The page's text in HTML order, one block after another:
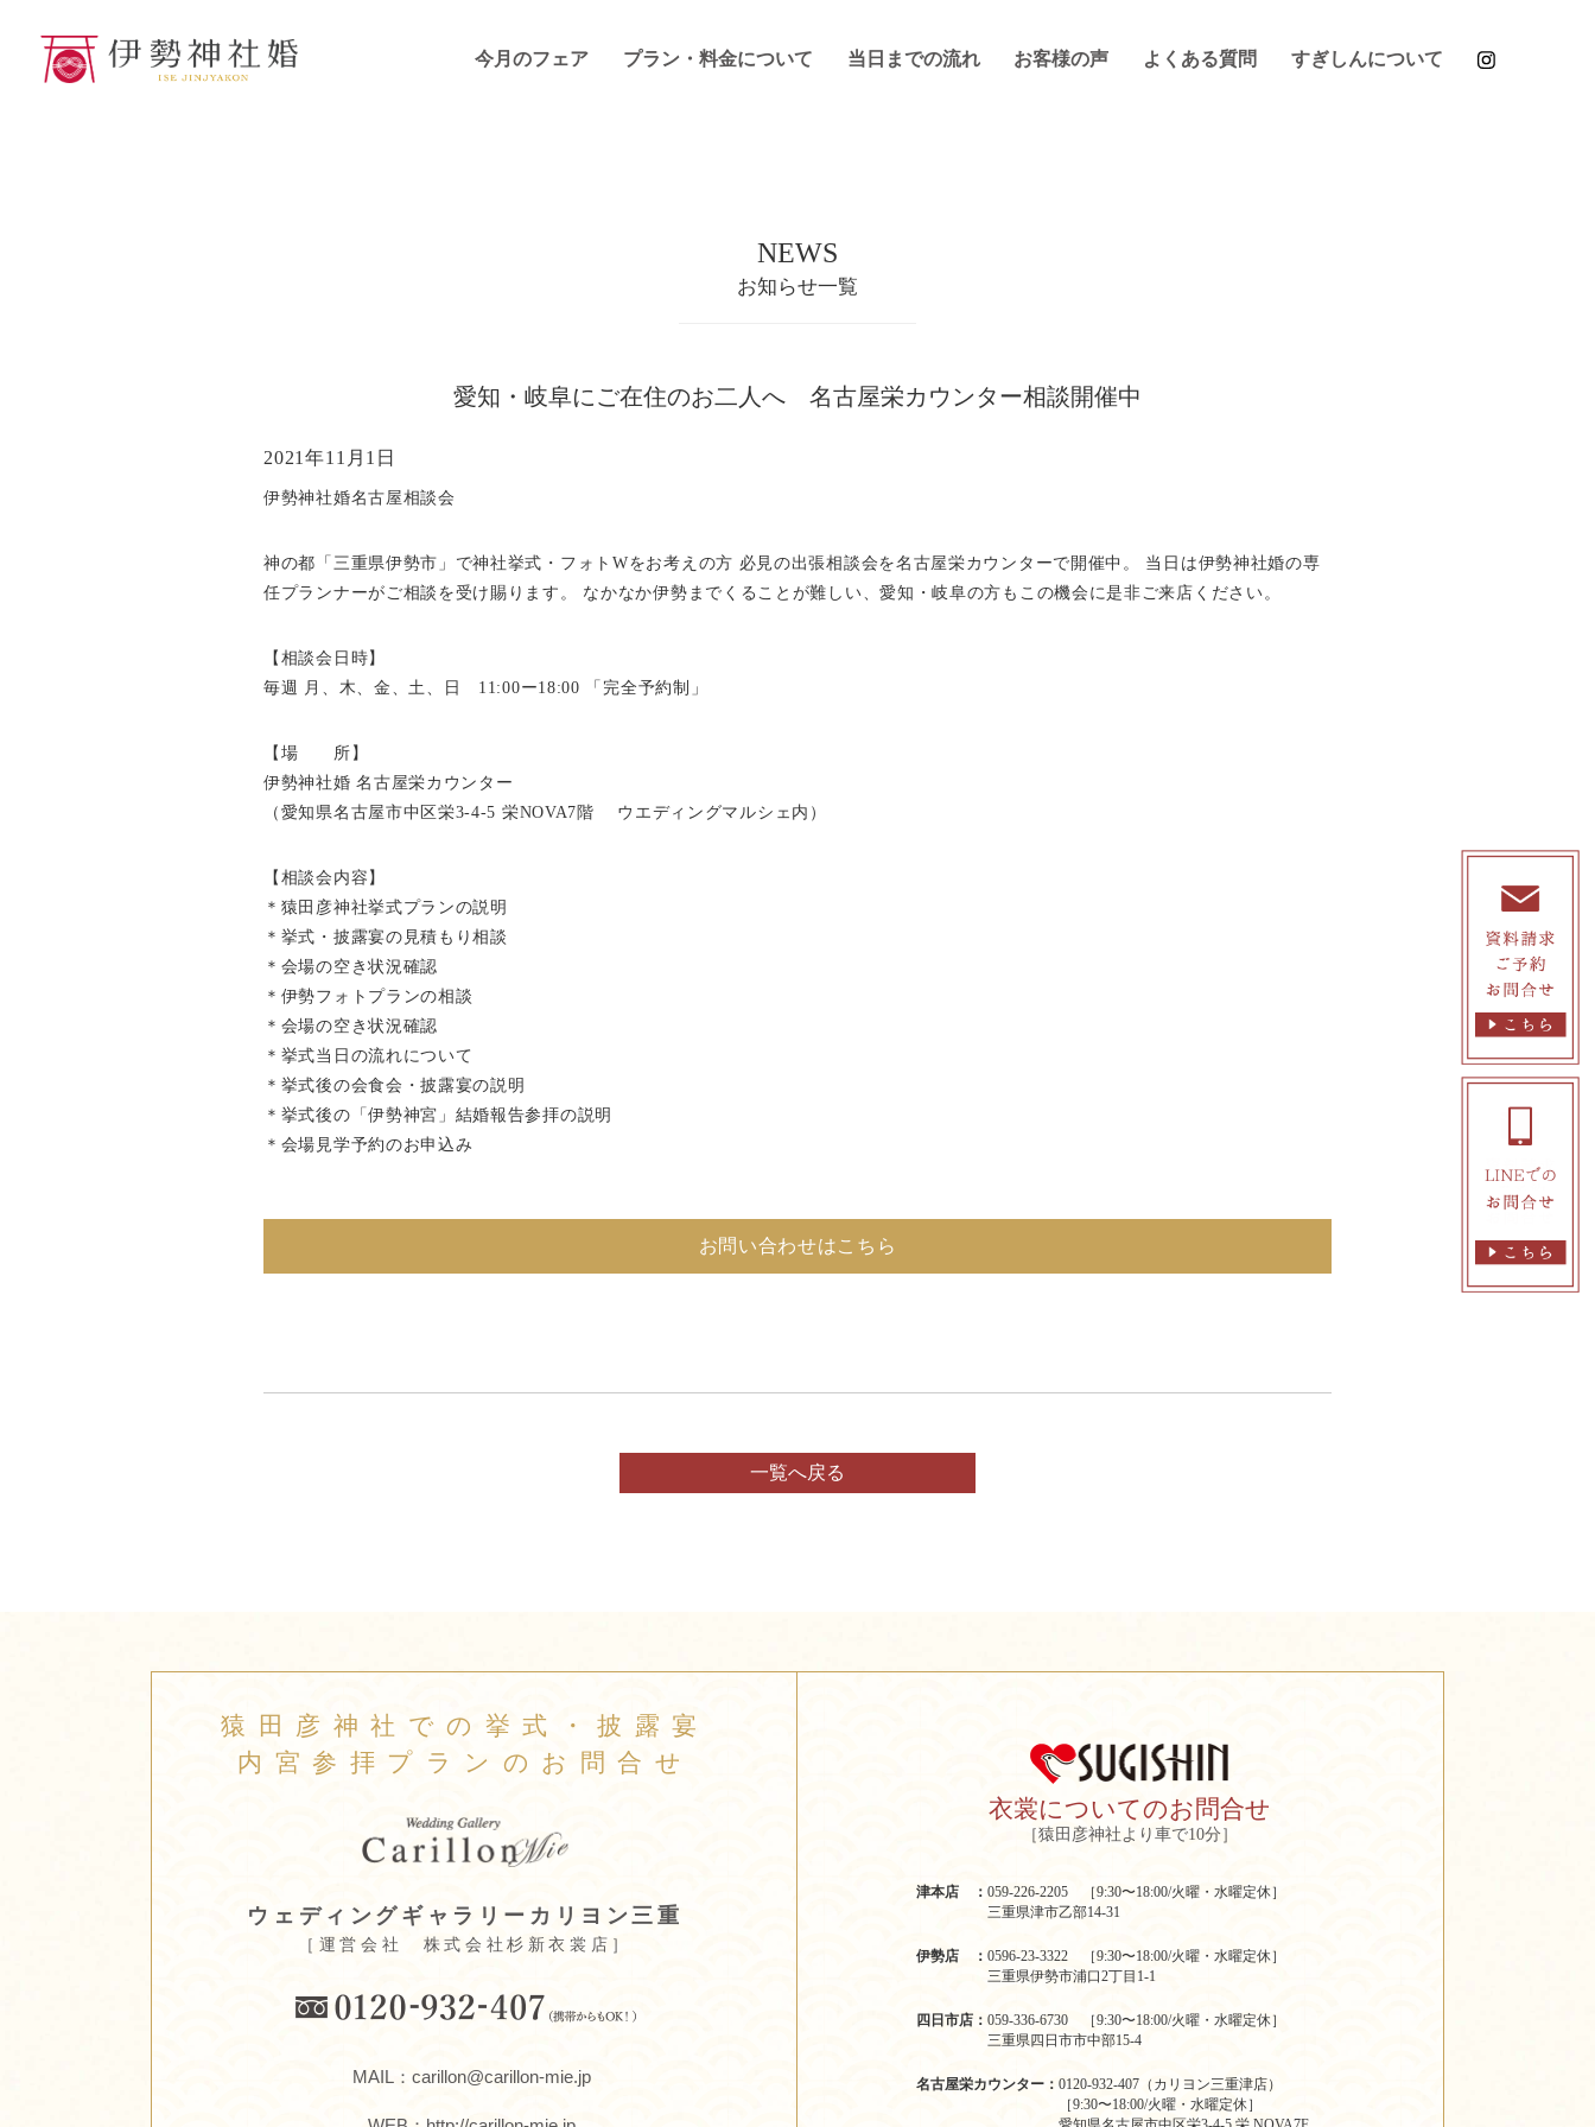
今月のフェア プラン・料金について 当日までの流れ お客様の声 よくある質問 すぎしんについて
NEWS
お知らせ一覧
愛知・岐阜にご在住のお二人へ 名古屋栄カウンター相談開催中
2021年11月1日
伊勢神社婚名古屋相談会
神の都「三重県伊勢市」で神社挙式・フォトWをお考えの方 必見の出張相談会を名古屋栄カウンターで開催中。 当日は伊勢神社婚の専
任プランナーがご相談を受け賜ります。 なかなか伊勢までくることが難しい、愛知・岐阜の方もこの機会に是非ご来店ください。
【相談会日時】
毎週 月、木、金、土、日 11:00ー18:00 「完全予約制」
【場 所】
伊勢神社婚 名古屋栄カウンター
（愛知県名古屋市中区栄3-4-5 栄NOVA7階 ウエディングマルシェ内）
【相談会内容】
＊猿田彦神社挙式プランの説明
＊挙式・披露宴の見積もり相談
＊会場の空き状況確認
＊伊勢フォトプランの相談
＊会場の空き状況確認
＊挙式当日の流れについて
＊挙式後の会食会・披露宴の説明
＊挙式後の「伊勢神宮」結婚報告参拝の説明
＊会場見学予約のお申込み
お問い合わせはこちら
一覧へ戻る
猿田彦神社での挙式・披露宴
内宮参拝プランのお問合せ
ウェディングギャラリーカリヨン三重
［運営会社 株式会社杉新衣裳店］
MAIL：carillon@carillon-mie.jp
衣裳についてのお問合せ
［猿田彦神社より車で10分］
津本店 ： 059-226-2205 ［9:30〜18:00/火曜・水曜定休］
三重県津市乙部14-31
伊勢店 ： 0596-23-3322 ［9:30〜18:00/火曜・水曜定休］
三重県伊勢市浦口2丁目1-1
四日市店： 059-336-6730 ［9:30〜18:00/火曜・水曜定休］
三重県四日市市中部15-4
名古屋栄カウンター： 0120-932-407（カリヨン三重津店）
［9:30〜18:00/火曜・水曜定休］